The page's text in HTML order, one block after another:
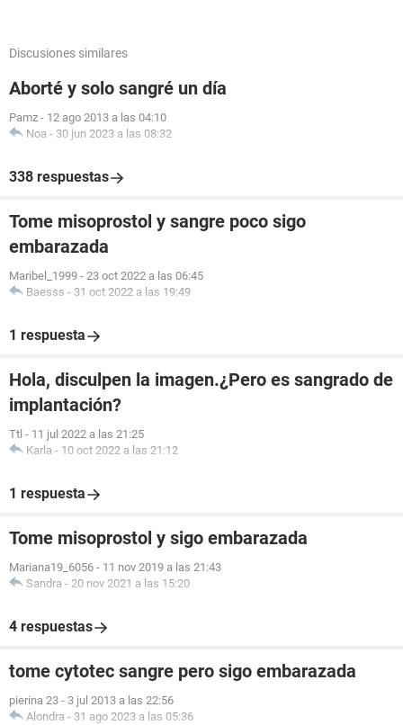
Discusiones similares
Aborté y solo sangré un día
Pamz - 12 ago 2013 a las 04:10
Noa - 30 jun 2023 a las 08:32
338 respuestas
Tome misoprostol y sangre poco sigo
embarazada
Maribel_1999 - 23 oct 2022 a las 06:45
Baesss - 31 oct 2022 a las 19:49
1 respuesta
Hola, disculpen la imagen.¿Pero es sangrado de
implantación?
Ttl - 11 jul 2022 a las 21:25
Karla - 10 oct 2022 a las 21:12
1 respuesta
Tome misoprostol y sigo embarazada
Mariana19_6056 - 11 nov 2019 a las 21:43
Sandra - 20 nov 2021 a las 15:20
4 respuestas
tome cytotec sangre pero sigo embarazada
pierina 23 - 3 jul 2013 a las 22:56
Alondra - 31 ago 2023 a las 05:36